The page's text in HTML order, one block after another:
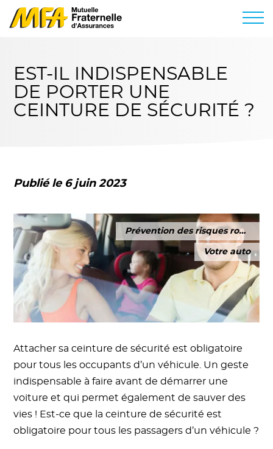
EST-IL INDISPENSABLE
DE PORTER UNE
CEINTURE DE SÉCURITÉ ?
Publié le 6 juin 2023
Prévention des risques routiers
Votre auto
Attacher sa ceinture de sécurité est obligatoire
pour tous les occupants d’un véhicule. Un geste
indispensable à faire avant de démarrer une
voiture et qui permet également de sauver des
vies ! Est-ce que la ceinture de sécurité est
obligatoire pour tous les passagers d’un véhicule ?